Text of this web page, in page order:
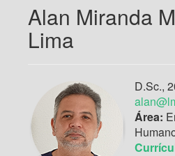
Alan Miranda
Lima
D.Sc.,
Área: